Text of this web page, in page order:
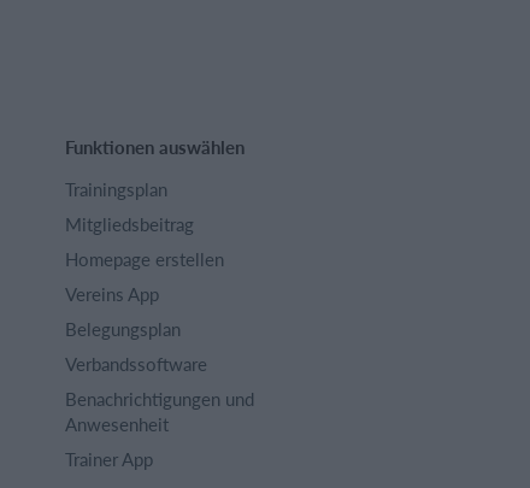
Funktionen auswählen
Trainingsplan
Mitgliedsbeitrag
Homepage erstellen
Vereins App
Belegungsplan
Verbandssoftware
Benachrichtigungen und
Anwesenheit
Trainer App